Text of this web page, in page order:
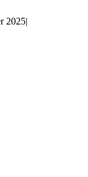
2025|